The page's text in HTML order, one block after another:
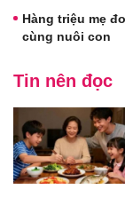
Hàng triệu mẹ
cùng nuôi con
Tin nên đọc